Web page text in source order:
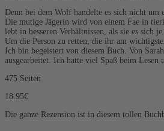
Denn bei dem Wolf handelte es sich nicht um
Die mutige Jägerin wird von einem Fae in
lebt in besseren Verhältnissen, als sie es
Um die Person zu retten, die ihr am
Ich bin begeistert von diesem Buch. Von
ausgearbeitet. Ich hatte viel Spaß beim Lesen
475 Seiten
18.95€
Die ganze Rezension ist in diesem tollen